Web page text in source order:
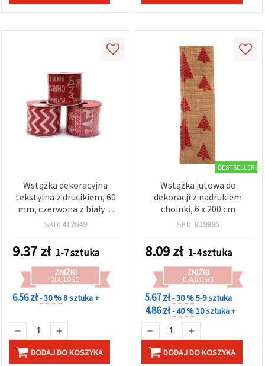
Akceptuj
wszystkie
Wstążka dekoracyjna
tekstylna z drucikiem, 60
mm, czerwona z białym
bożonarodzeniowym
SKU: 412649
9.37zł 1-7 sztuka
ZNIŻKI
DLA ILOŚCI
6.56 zł- 30 %8 sztuka +
DODAJ DO KOSZYKA
BESTSELLER
Wstążka jutowa do
dekoracji z nadrukiem
choinki, 6 x 200 cm
SKU: 819895
8.09zł 1-4 sztuka
ZNIŻKI
DLA ILOŚCI
5.67 zł- 30 %5-9 sztuka
4.86 zł- 40 %10 sztuka +
DODAJ DO KOSZYKA